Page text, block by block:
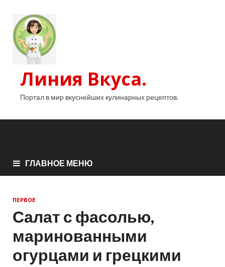
Линия Вкуса.
Портал в мир вкуснейших кулинарных рецептов.
ГЛАВНОЕ МЕНЮ
ПЕРВОЕ
Салат с фасолью,
маринованными
огурцами и грецкими